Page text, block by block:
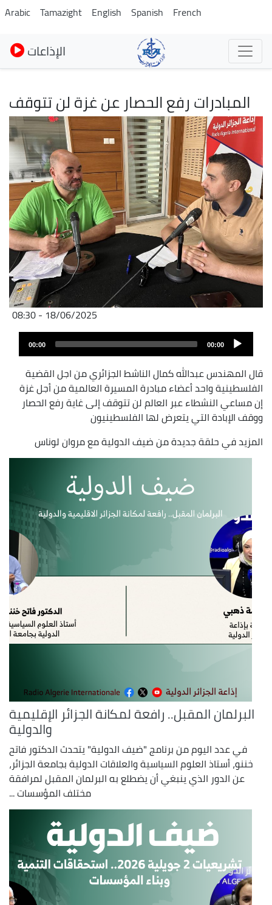
Pasar
al
contenido
principal
Arabic Tamazight English Spanish French
الإذاعات
المبادرات رفع الحصار عن غزة لن تتوقف
Imagen
18/06/2025 - 08:30
Archivo
audio
00:00
00:00
قال المهندس عبدالله كمال الناشط الجزائري من اجل القضية
الفلسطينية واحد أعضاء مبادرة المسيرة العالمية من أجل غزة
إن مساعي النشطاء عبر العالم لن تتوقف إلى غاية رفع الحصار
ووقف الإبادة التي يتعرض لها الفلسطينيون
المزيد في حلقة جديدة من ضيف الدولية مع مروان لوناس
البرلمان المقبل.. رافعة لمكانة الجزائر الإقليمية
والدولية
في عدد اليوم من برنامج "ضيف الدولية" يتحدث الدكتور فاتح
خننو، أستاذ العلوم السياسية والعلاقات الدولية بجامعة الجزائر،
عن الدور الذي ينبغي أن يضطلع به البرلمان المقبل لمرافقة
مختلف المؤسسات ...